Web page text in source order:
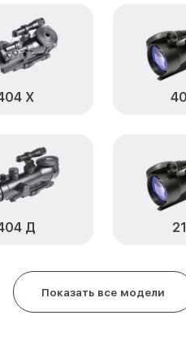
Замена ключей
Ремонт цепи
Замена USB
Замена
Замена корпуса
Прошивка
Х
Д
Показать все модели